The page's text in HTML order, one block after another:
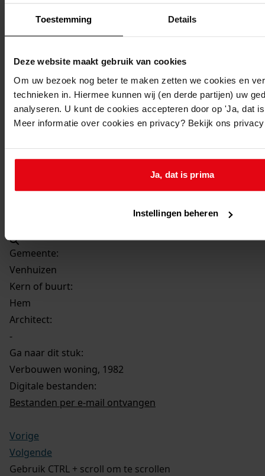
Toestemming Details
Deze website maakt gebruik van cookies
Om uw bezoek nog beter te maken zetten we cookies en
technieken in. Hiermee kunnen wij (en derde partijen) uw
analyseren. U kunt de cookies accepteren door op 'Ja, dat
Meer informatie over cookies en privacy? Bekijk ons
Ja, dat is prima
Instellingen beheren
Verbouwen woning
19-07-1982
Adres:
Hem, Hertog Willemweg 52
Perceel:
Gemeente:
Venhuizen
Kern of buurt:
Hem
Architect:
-
Ga naar dit stuk:
Verbouwen woning, 1982
Digitale bestanden:
Bestanden per e-mail ontvangen
Vorige
Volgende
Gebruik CTRL + scroll om te scrollen